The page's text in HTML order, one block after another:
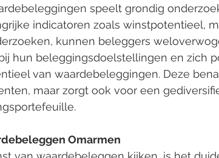
speelt grondig
indicatoren zoals winstpotentieel,
kunnen beleggers
hun beleggingsdoelstellingen en zich
van waardebeleggingen. Deze
maar zorgt ook voor een
Omarmen